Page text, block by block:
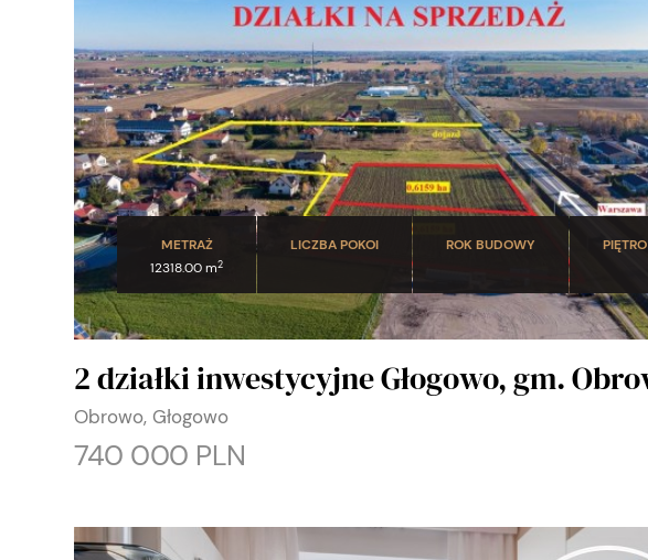
METRAŻ
12318.00 m2
LICZBA POKOI ROK BUDOWY PIĘTRO
2 działki inwestycyjne Głogowo, gm.
Obrowo, Głogowo
740 000 PLN